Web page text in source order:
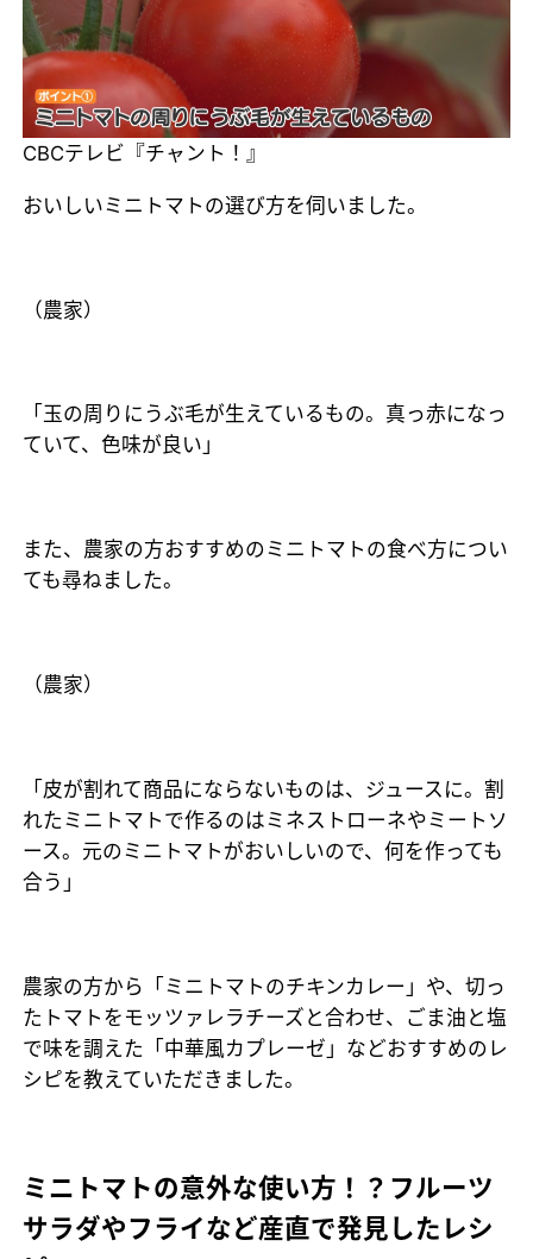
CBCテレビ『チャント！』
おいしいミニトマトの選び方を伺いました。
（農家）
「玉の周りにうぶ毛が生えているもの。真っ赤になっ
ていて、色味が良い」
また、農家の方おすすめのミニトマトの食べ方につい
ても尋ねました。
（農家）
「皮が割れて商品にならないものは、ジュースに。割
れたミニトマトで作るのはミネストローネやミートソ
ース。元のミニトマトがおいしいので、何を作っても
合う」
農家の方から「ミニトマトのチキンカレー」や、切っ
たトマトをモッツァレラチーズと合わせ、ごま油と塩
で味を調えた「中華風カプレーゼ」などおすすめのレ
シピを教えていただきました。
ミニトマトの意外な使い方！？フルーツ
サラダやフライなど産直で発見したレシ